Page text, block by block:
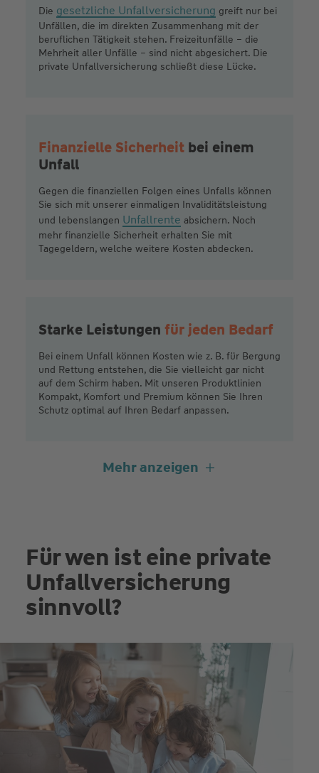
Die gesetzliche Unfallversicherung greift nur bei
Unfällen, die im direkten Zusammenhang mit der
beruflichen Tätigkeit stehen. Freizeitunfälle – die
Mehrheit aller Unfälle – sind nicht abgesichert. Die
private Unfallversicherung schließt diese Lücke.
Finanzielle Sicherheitbei einem
Unfall
Gegen die finanziellen Folgen eines Unfalls können
Sie sich mit unserer einmaligen Invaliditätsleistung
und lebenslangen Unfallrente absichern. Noch
mehr finanzielle Sicherheit erhalten Sie mit
Tagegeldern, welche weitere Kosten abdecken.
Starke Leistungen für jeden Bedarf
Bei einem Unfall können Kosten wie z. B. für Bergung
und Rettung entstehen, die Sie vielleicht gar nicht
auf dem Schirm haben. Mit unseren Produktlinien
Kompakt, Komfort und Premium können Sie Ihren
Schutz optimal auf Ihren Bedarf anpassen.
außen auf ihren Körper wirkendes Ereignis
unfreiwillig eine Gesundheitsschädigung erleiden.
Dazu zählen z. B. auch unfreiwillige Erfrierungen oder
das Erleiden eines Sonnenbrands/Sonnenstichs.
Bei uns:Ohne Gesundheitsprüfung
Wenn Sie eine Unfallversicherung bei der
Württembergischen Versicherung abschließen,
müssen Sie keine Gesundheitsfragen mehr
beantworten.
Mehr anzeigen